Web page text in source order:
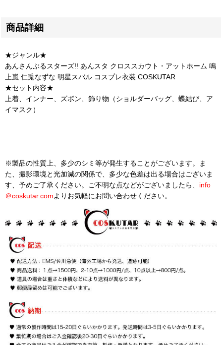
商品詳細
★ジャンル★
あんさんぶるスターズ!! あんスタ クロススカウト・アットホーム 鳴
上嵐 仁兎なずな 明星スバル コスプレ衣装 COSKUTAR
★セット内容★
上着、インナー、ズボン、飾り物（ショルダーバッグ、蝶結び、ア
イマスク）
※製品の性質上、多少のシミ等が発生することがございます。ま
た、撮影環境と光加減の関係で、多少な色差は出る場合はございま
す、予めご了承ください。ご不明な点などがございましたら、 info
＠coskutar.comよりお気軽にお問い合わせください。